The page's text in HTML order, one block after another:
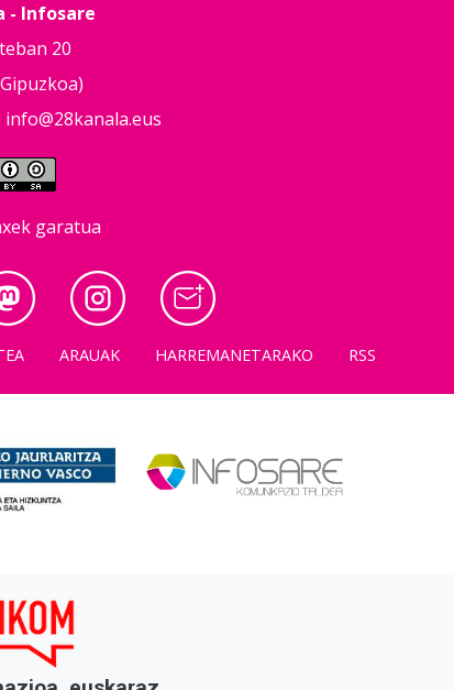
- Infosare
20
info@28kanala.eus
garatua
ARAUAK HARREMANETARAKO RSS